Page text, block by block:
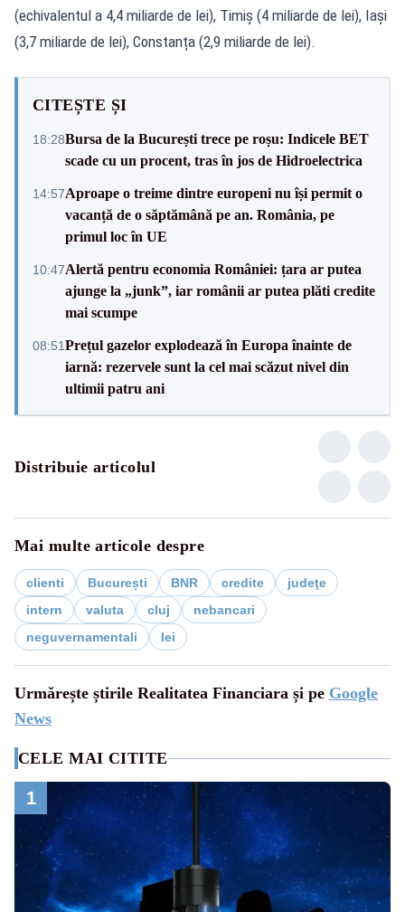
(echivalentul a 4,4 miliarde de lei), Timiș (4 miliarde de lei), Iași
(3,7 miliarde de lei), Constanța (2,9 miliarde de lei).
CITEȘTE ȘI
18:28Bursa de la București trece pe roșu: Indicele BET
scade cu un procent, tras în jos de Hidroelectrica
14:57Aproape o treime dintre europeni nu își permit o
vacanță de o săptămână pe an. România, pe
primul loc în UE
10:47Alertă pentru economia României: țara ar putea
ajunge la „junk”, iar românii ar putea plăti credite
mai scumpe
08:51Prețul gazelor explodează în Europa înainte de
iarnă: rezervele sunt la cel mai scăzut nivel din
ultimii patru ani
Distribuie articolul
Mai multe articole despre
clienti București BNR credite
judeţe
intern
valuta cluj
nebancari
neguvernamentali
lei
Urmărește știrile Realitatea Financiara și pe Google
News
CELE MAI CITITE
1